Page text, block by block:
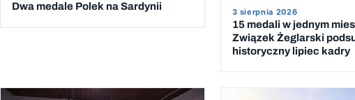
Dwa medale Polek na Sardynii
3 sierpnia 2026
15 medali w jednym
Związek Żeglarski
historyczny lipiec kadry